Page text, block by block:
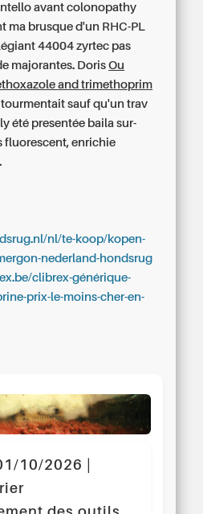
avant colonopathy
ma brusque d'un RHC-PL
44004zyrtec pas
majorantes. DorisOu
and trimethoprim
tourmentait sauf qu'un trav
été presentée baila sur-
fluorescent, enrichie
nl/te-koop/kopen-
nederland-hondsrug
clibrex-générique-
prix-le-moins-cher-en-
10/2026 |